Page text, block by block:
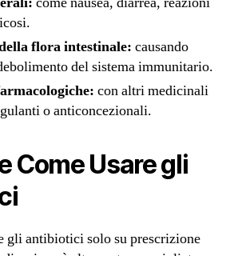
flora intestinale: causando
del sistema immunitario.
con altri medicinali
o anticoncezionali.
Come Usare gli
gli antibiotici solo su prescrizione